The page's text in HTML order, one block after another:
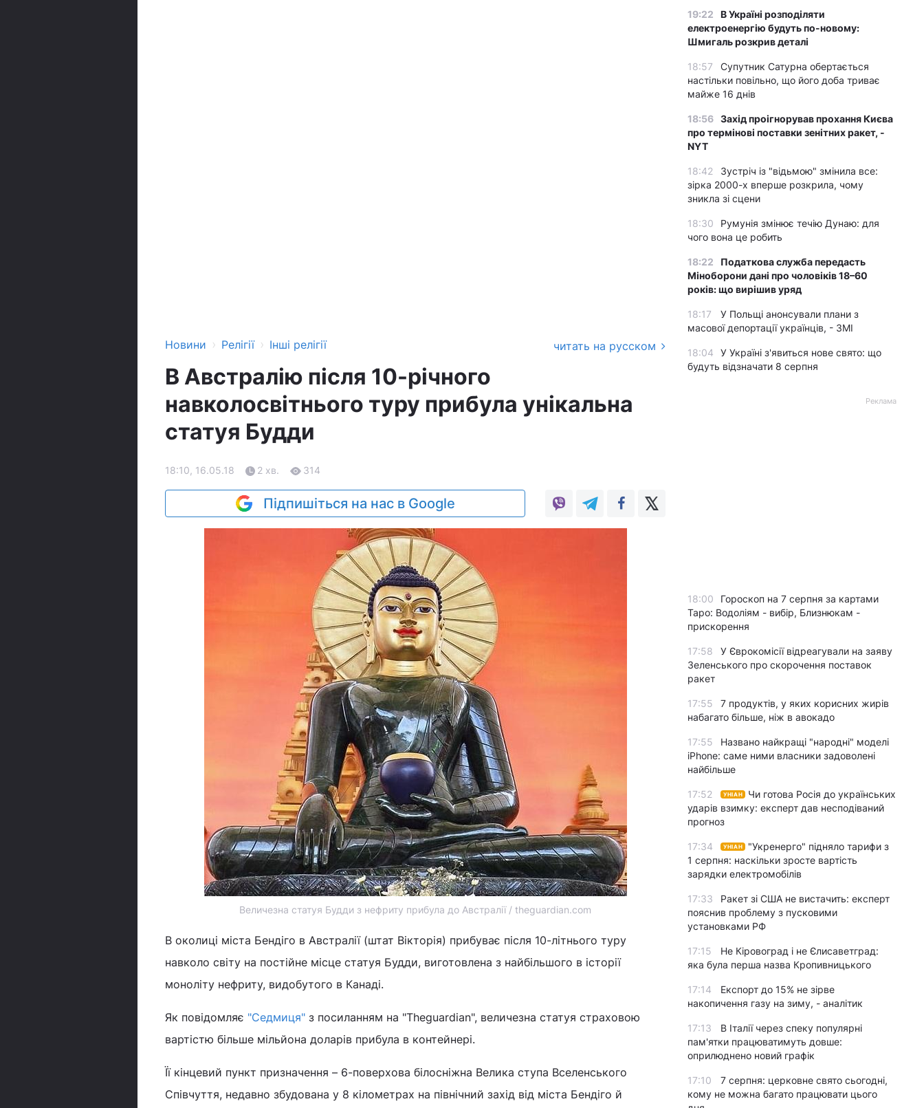
Новини › Релігії › Інші релігії читать на русском
В Австралію після 10-річного
навколосвітнього туру прибула унікальна
статуя Будди
18:10, 16.05.18 2 хв. 314
Підпишіться на нас в Google
Величезна статуя Будди з нефриту прибула до Австралії / theguardian.com
В околиці міста Бендіго в Австралії (штат Вікторія) прибуває після 10-літнього туру
навколо світу на постійне місце статуя Будди, виготовлена з найбільшого в історії
моноліту нефриту, видобутого в Канаді.
Як повідомляє "Седмиця" з посиланням на "Theguardian", величезна статуя страховою
вартістю більше мільйона доларів прибула в контейнері.
Її кінцевий пункт призначення – 6-поверхова білосніжна Велика ступа Вселенського
Співчуття, недавно збудована у 8 кілометрах на північний захід від міста Бендіго й
19:22
В Україні розподіляти
електроенергію будуть по-новому:
Шмигаль розкрив деталі
18:57
Супутник Сатурна обертається
настільки повільно, що його доба триває
майже 16 днів
18:56 Захід проігнорував прохання Києва
про термінові поставки зенітних ракет, -
NYT
18:42
Зустріч із "відьмою" змінила все:
зірка 2000-х вперше розкрила, чому
зникла зі сцени
18:30
Румунія змінює течію Дунаю: для
чого вона це робить
18:22
Податкова служба передасть
Міноборони дані про чоловіків 18–60
років: що вирішив уряд
18:17
У Польщі анонсували плани з
масової депортації українців, - ЗМІ
18:04
У Україні з'явиться нове свято: що
будуть відзначати 8 серпня
Реклама
18:00
Гороскоп на 7 серпня за картами
Таро: Водоліям - вибір, Близнюкам -
прискорення
17:58
У Єврокомісії відреагували на заяву
Зеленського про скорочення поставок
ракет
17:55
7 продуктів, у яких корисних жирів
набагато більше, ніж в авокадо
17:55
Названо найкращі "народні" моделі
iPhone: саме ними власники задоволені
найбільше
17:52 УНІАН
Чи готова Росія до українських
ударів взимку: експерт дав несподіваний
прогноз
17:34 УНІАН
"Укренерго" підняло тарифи з
1 серпня: наскільки зросте вартість
зарядки електромобілів
17:33
Ракет зі США не вистачить: експерт
пояснив проблему з пусковими
установками РФ
17:15
Не Кіровоград і не Єлисаветград:
яка була перша назва Кропивницького
17:14
Експорт до 15% не зірве
накопичення газу на зиму, - аналітик
17:13
В Італії через спеку популярні
пам'ятки працюватимуть довше:
оприлюднено новий графік
17:10
7 серпня: церковне свято сьогодні,
кому не можна багато працювати цього